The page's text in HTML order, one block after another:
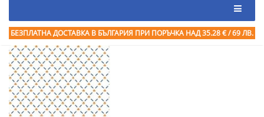
БЕЗПЛАТНА ДОСТАВКА В БЪЛГАРИЯ ПРИ ПОРЪЧКА НАД 35.28 € / 69 ЛВ.